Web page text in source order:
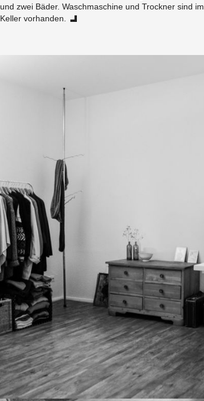
und zwei Bäder. Wasch­ma­schi­ne und Trock­ner sind im
Kel­ler vor­han­den.